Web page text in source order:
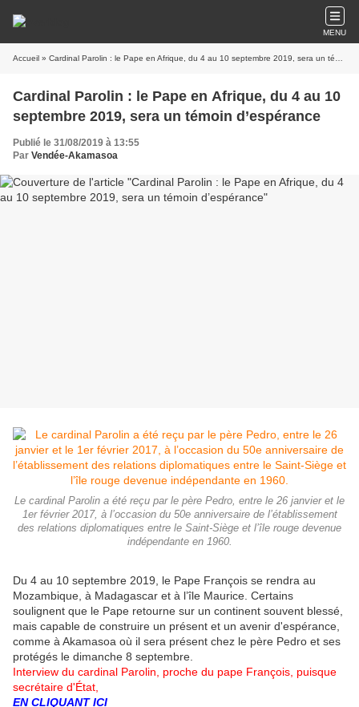
MENU
Accueil » Cardinal Parolin : le Pape en Afrique, du 4 au 10 septembre 2019, sera un témoin d’espérance
Cardinal Parolin : le Pape en Afrique, du 4 au 10
septembre 2019, sera un témoin d’espérance
Publié le 31/08/2019 à 13:55
Par Vendée-Akamasoa
Le cardinal Parolin a été reçu par le père Pedro, entre le 26 janvier et le
1er février 2017, à l’occasion du 50e anniversaire de l’établissement
des relations diplomatiques entre le Saint-Siège et l’île rouge devenue
indépendante en 1960.
Du 4 au 10 septembre 2019, le Pape François se rendra au
Mozambique, à Madagascar et à l’île Maurice. Certains
soulignent que le Pape retourne sur un continent souvent blessé,
mais capable de construire un présent et un avenir d'espérance,
comme à Akamasoa où il sera présent chez le père Pedro et ses
protégés le dimanche 8 septembre.
Interview du cardinal Parolin, proche du pape François, puisque
secrétaire d'État,
EN CLIQUANT ICI